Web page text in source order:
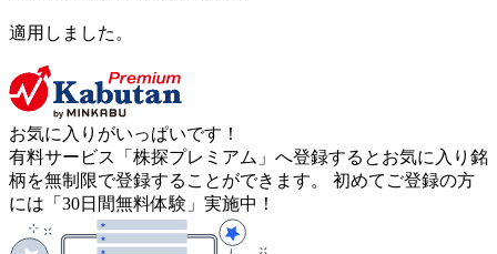
適用しました。
お気に入りがいっぱいです！
有料サービス「株探プレミアム」へ登録するとお気に入り銘
柄を無制限で登録することができます。 初めてご登録の方
には「30日間無料体験」実施中！